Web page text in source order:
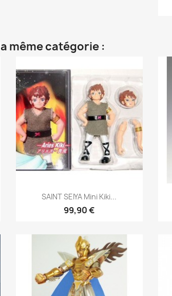
même catégorie :
Aperçu rapide
SAINT SEIYA Mini Kiki...
99,90 €